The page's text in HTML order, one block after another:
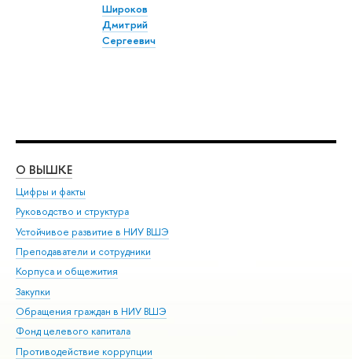
Широков
Дмитрий
Сергеевич
О ВЫШКЕ
Цифры и факты
Руководство и структура
Устойчивое развитие в НИУ ВШЭ
Преподаватели и сотрудники
Корпуса и общежития
Закупки
Обращения граждан в НИУ ВШЭ
Фонд целевого капитала
Противодействие коррупции